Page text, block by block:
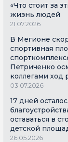
«Что стоит за
жизнь людей
21.07.2026
В Мегионе
спортивная
Петриченко
коллегами ход
03.07.2026
17 дней
оставаться в
детской
26.05.2026